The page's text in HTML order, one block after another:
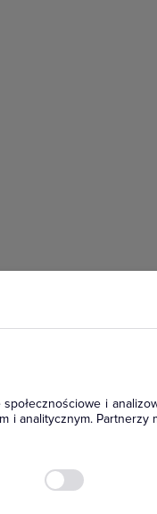
i
analitycznym. Partnerzy